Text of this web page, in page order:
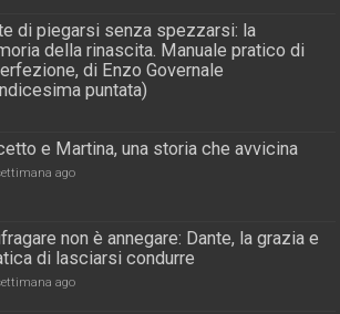
di piegarsi senza spezzarsi: la
della rinascita. Manuale pratico di
di Enzo Governale
puntata)
e Martina, una storia che avvicina
ago
non è annegare: Dante, la grazia e
di lasciarsi condurre
ago